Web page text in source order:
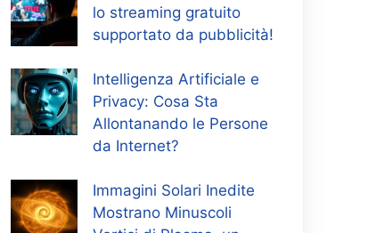
lo streaming gratuito
supportato da pubblicità!
Intelligenza Artificiale e
Privacy: Cosa Sta
Allontanando le Persone
da Internet?
Immagini Solari Inedite
Mostrano Minuscoli